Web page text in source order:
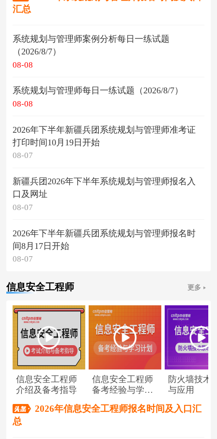
汇总
系统规划与管理师案例分析每日一练试题
（2026/8/7）
08-08
系统规划与管理师每日一练试题（2026/8/7）
08-08
2026年下半年新疆兵团系统规划与管理师准考证
打印时间10月19日开始
08-07
新疆兵团2026年下半年系统规划与管理师报名入
口及网址
08-07
2026年下半年新疆兵团系统规划与管理师报名时
间8月17日开始
08-07
信息安全工程师 更多
信息安全工程师
介绍及备考指导
信息安全工程师
备考经验与学习
防火墙技术
与应用
2026年信息安全工程师报名时间及入口汇
总